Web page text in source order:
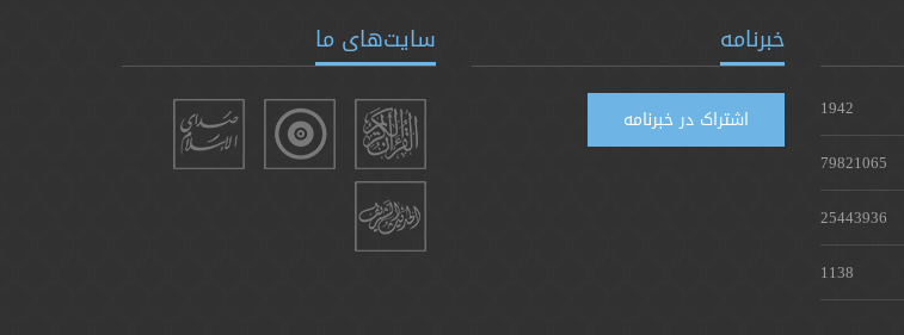
1942
79821065
25443936
1138
خبرنامه
اشتراک در خبرنامه
سایت‌های ما